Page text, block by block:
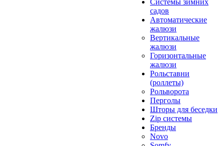
Системы зимних
садов
Автоматические
жалюзи
Вертикальные
жалюзи
Горизонтальные
жалюзи
Рольставни
(роллеты)
Рольворота
Перголы
Шторы для беседки
Zip системы
Бренды
Novo